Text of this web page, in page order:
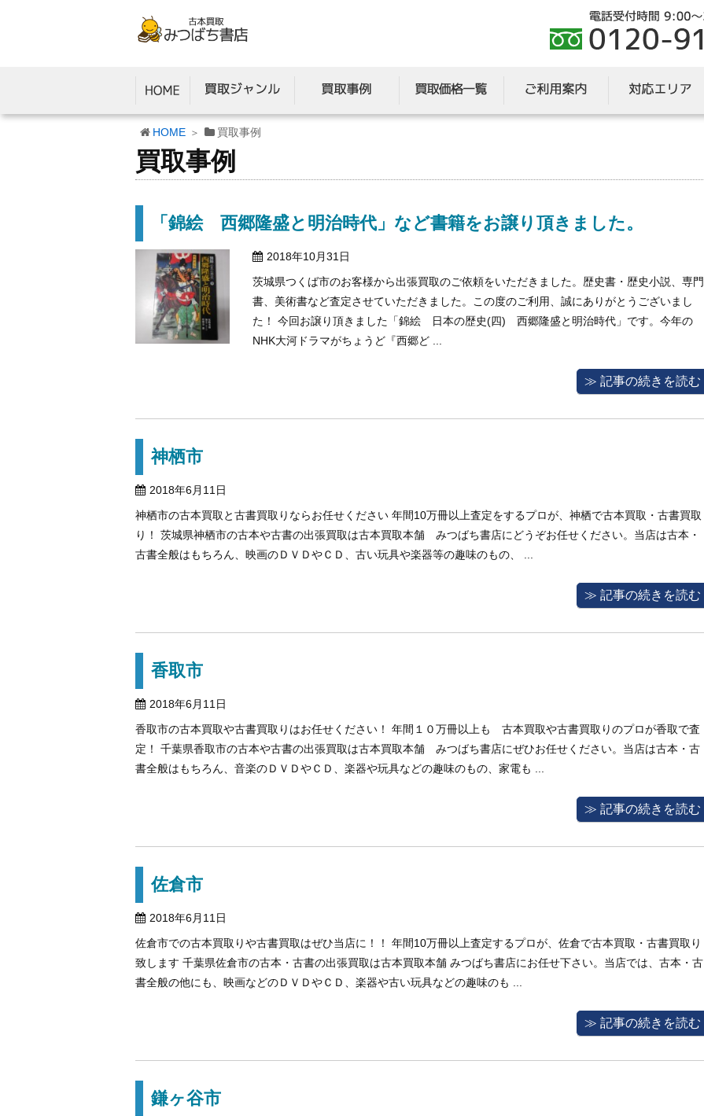
HOME 買取事例
買取事例
「錦絵 西郷隆盛と明治時代」など書籍をお譲り頂きました。
2018年10月31日
茨城県つくば市のお客様から出張買取のご依頼をいただきました。歴史書・歴史小説、専門
書、美術書など査定させていただきました。この度のご利用、誠にありがとうございまし
た！ 今回お譲り頂きました「錦絵 日本の歴史(四) 西郷隆盛と明治時代」です。今年の
NHK大河ドラマがちょうど『西郷ど ...
≫ 記事の続きを読む
神栖市
2018年6月11日
神栖市の古本買取と古書買取りならお任せください 年間10万冊以上査定をするプロが、神栖で古本買取・古書買取
り！ 茨城県神栖市の古本や古書の出張買取は古本買取本舗 みつばち書店にどうぞお任せください。当店は古本・
古書全般はもちろん、映画のＤＶＤやＣＤ、古い玩具や楽器等の趣味のもの、 ...
≫ 記事の続きを読む
香取市
2018年6月11日
香取市の古本買取や古書買取りはお任せください！ 年間１０万冊以上も 古本買取や古書買取りのプロが香取で査
定！ 千葉県香取市の古本や古書の出張買取は古本買取本舗 みつばち書店にぜひお任せください。当店は古本・古
書全般はもちろん、音楽のＤＶＤやＣＤ、楽器や玩具などの趣味のもの、家電も ...
≫ 記事の続きを読む
佐倉市
2018年6月11日
佐倉市での古本買取りや古書買取はぜひ当店に！！ 年間10万冊以上査定するプロが、佐倉で古本買取・古書買取り
致します 千葉県佐倉市の古本・古書の出張買取は古本買取本舗 みつばち書店にお任せ下さい。当店では、古本・古
書全般の他にも、映画などのＤＶＤやＣＤ、楽器や古い玩具などの趣味のも ...
≫ 記事の続きを読む
鎌ヶ谷市